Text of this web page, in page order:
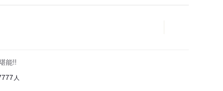
能!!
人